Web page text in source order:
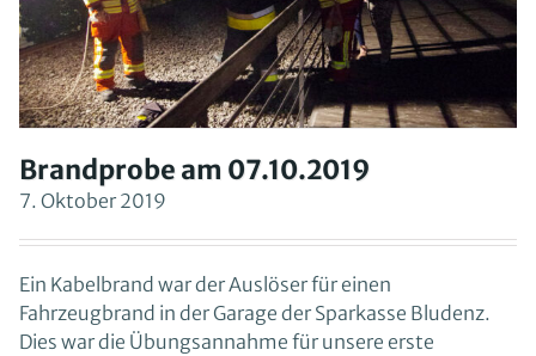
Brandprobe am 07.10.2019
7. Oktober 2019
Ein Kabelbrand war der Auslöser für einen
Fahrzeugbrand in der Garage der Sparkasse Bludenz.
Dies war die Übungsannahme für unsere erste